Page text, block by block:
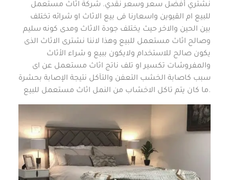
نشتري أفضل سعر وسعر نقدي. شركة اثاث مستعمل
للبيع ام القيوين واسعارنا فى بيع الاثاث او شرائه تختلف
بين الحين والاخر حيث يختلف جودة الاثاث ومدى كونه سليم
وصالح اثاث مستعمل للبيع وهذا لاننا نشترى الاثاث الذى
يكون صالح للاستخدام ولايكون ببيع و شراء الأثاث
والمفروشات تكسير او تلف ناتج اثاث مستعمل عن اى
سبب كاصابة الخشب التعفن والتآكل نتيجة الإصابة بحشرة
ما كان يتم تاكل الاخشاب من النمل اثاث مستعمل للبيع.